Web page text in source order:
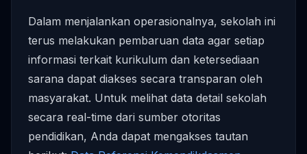
Dalam menjalankan operasionalnya, sekolah ini
terus melakukan pembaruan data agar setiap
informasi terkait kurikulum dan ketersediaan
sarana dapat diakses secara transparan oleh
masyarakat. Untuk melihat data detail sekolah
secara real-time dari sumber otoritas
pendidikan, Anda dapat mengakses tautan